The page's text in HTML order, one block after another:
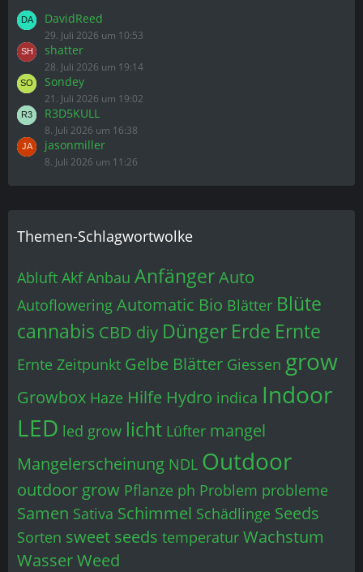
DavidReed
29. Juli 2026 um 10:53
shatter
28. Juli 2026 um 19:14
Sondey
21. Juli 2026 um 19:02
R3D5KULL
8. Juli 2026 um 16:38
jasonmiller
8. Juli 2026 um 11:26
Themen-Schlagwortwolke
Abluft Akf Anbau AnfängerAuto
Autoflowering Automatic Bio Blätter Blüte
cannabis CBD diy Dünger Erde Ernte
Ernte Zeitpunkt Gelbe Blätter Giessen grow
Growbox Haze Hilfe Hydro indica Indoor
LED led grow licht Lüfter mangel
Mangelerscheinung NDL Outdoor
outdoor grow Pflanze ph Problem probleme
Samen Sativa Schimmel Schädlinge Seeds
Sorten sweet seeds temperatur Wachstum
WasserWeed